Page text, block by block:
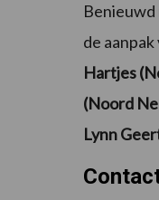
de
Hartjes
(Noord
Lynn